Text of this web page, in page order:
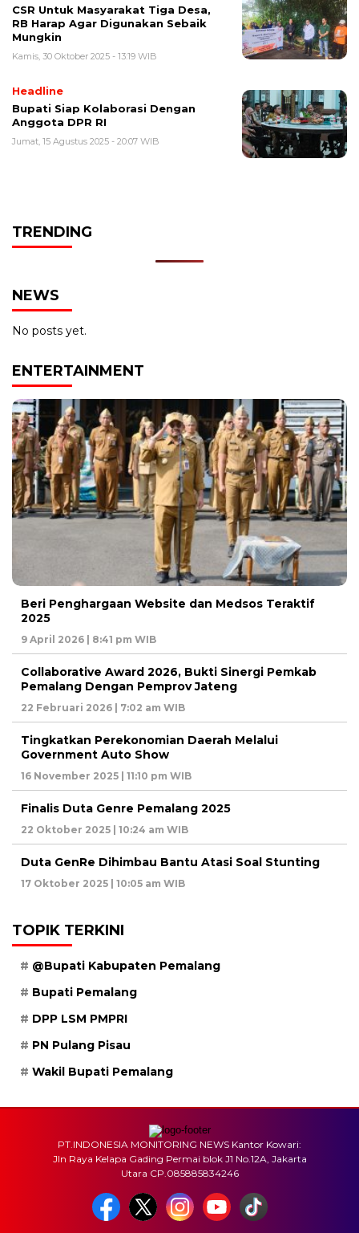
CSR Untuk Masyarakat Tiga Desa,
RB Harap Agar Digunakan Sebaik
Mungkin
Kamis, 30 Oktober 2025 - 13:19 WIB
Headline
Bupati Siap Kolaborasi Dengan
Anggota DPR RI
Jumat, 15 Agustus 2025 - 20:07 WIB
TRENDING
NEWS
No posts yet.
ENTERTAINMENT
Beri Penghargaan Website dan Medsos Teraktif
2025
9 April 2026 | 8:41 pm WIB
Collaborative Award 2026, Bukti Sinergi Pemkab
Pemalang Dengan Pemprov Jateng
22 Februari 2026 | 7:02 am WIB
Tingkatkan Perekonomian Daerah Melalui
Government Auto Show
16 November 2025 | 11:10 pm WIB
Finalis Duta Genre Pemalang 2025
22 Oktober 2025 | 10:24 am WIB
Duta GenRe Dihimbau Bantu Atasi Soal Stunting
17 Oktober 2025 | 10:05 am WIB
TOPIK TERKINI
@Bupati Kabupaten Pemalang
Bupati Pemalang
DPP LSM PMPRI
PN Pulang Pisau
Wakil Bupati Pemalang
PT.INDONESIA MONITORING NEWS Kantor Kowari:
Jln Raya Kelapa Gading Permai blok J1 No.12A, Jakarta
Utara CP.085885834246